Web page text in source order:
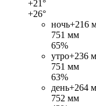
+21°
+26°
ночь+216
751 мм
65%
утро+236
751 мм
63%
день+264
752 мм